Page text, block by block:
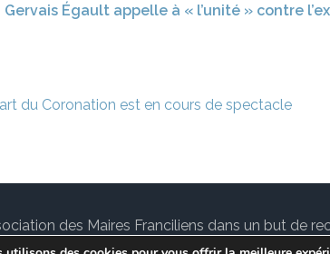
Égault appelle à « l’unité » contre
du Coronation est en cours de spectacle
des Maires Franciliens dans un but
Suivez les actuallité sur lenotre Blog. Lawyer